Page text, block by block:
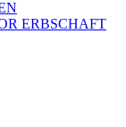
ERBSCHAFT